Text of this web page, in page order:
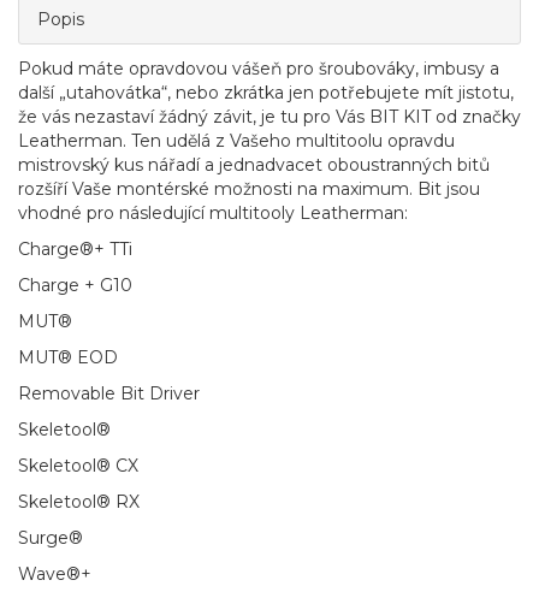
Popis
Pokud máte opravdovou vášeň pro šroubováky, imbusy a
další „utahovátka“, nebo zkrátka jen potřebujete mít jistotu,
že vás nezastaví žádný závit, je tu pro Vás BIT KIT od značky
Leatherman. Ten udělá z Vašeho multitoolu opravdu
mistrovský kus nářadí a jednadvacet oboustranných bitů
rozšíří Vaše montérské možnosti na maximum. Bit jsou
vhodné pro následující multitooly Leatherman:
Charge®+ TTi
Charge + G10
MUT®
MUT® EOD
Removable Bit Driver
Skeletool®
Skeletool® CX
Skeletool® RX
Surge®
Wave®+